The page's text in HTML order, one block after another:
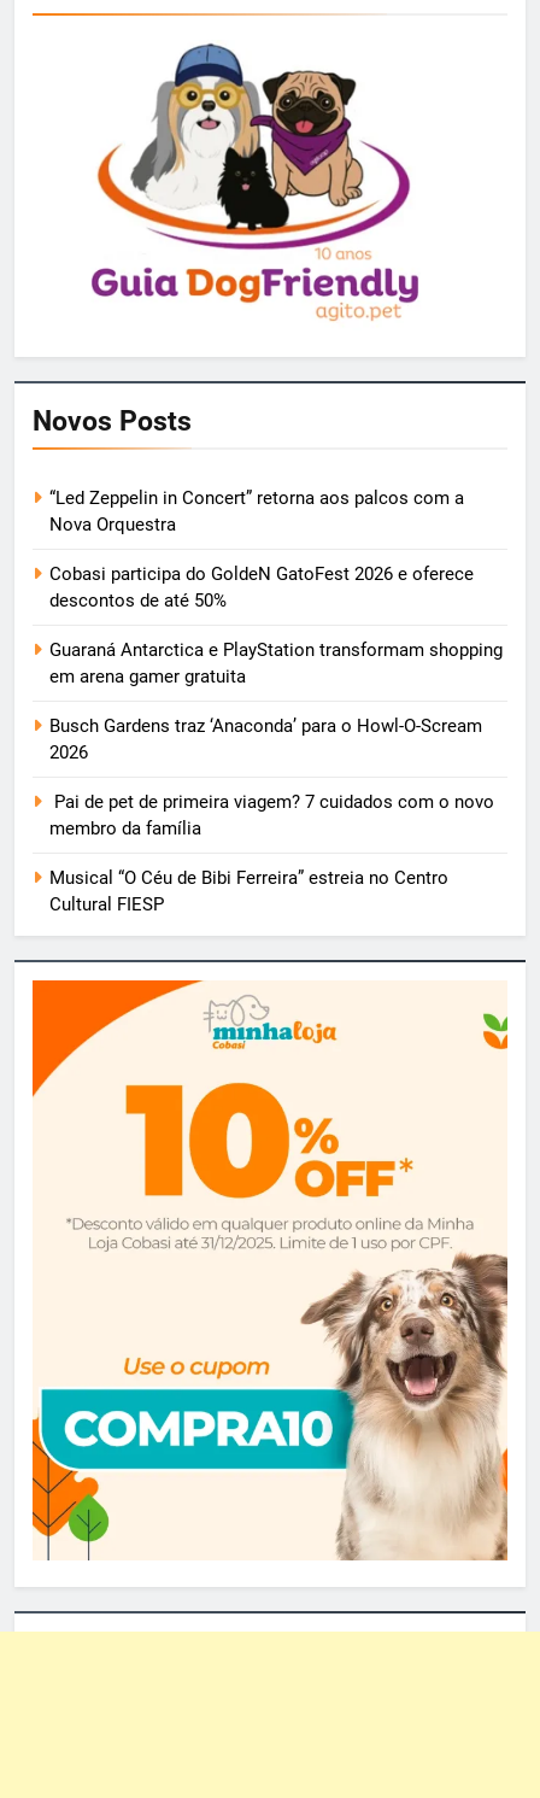
Novos Posts
“Led Zeppelin in Concert” retorna aos palcos com a
Nova Orquestra
Cobasi participa do GoldeN GatoFest 2026 e oferece
descontos de até 50%
Guaraná Antarctica e PlayStation transformam shopping
em arena gamer gratuita
Busch Gardens traz ‘Anaconda’ para o Howl-O-Scream
2026
Pai de pet de primeira viagem? 7 cuidados com o novo
membro da família
Musical “O Céu de Bibi Ferreira” estreia no Centro
Cultural FIESP